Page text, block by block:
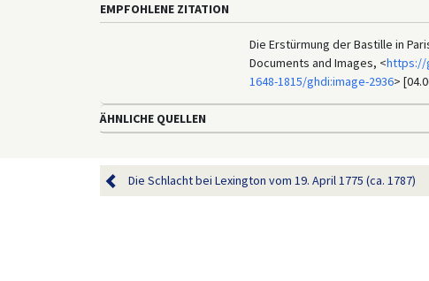
EMPFOHLENE ZITATION
Die Erstürmung der Bastille in
Documents and Images, <https://
1648-1815/ghdi:image-2936>
ÄHNLICHE QUELLEN
Die Schlacht bei Lexington vom 19. April 1775 (ca. 1787)